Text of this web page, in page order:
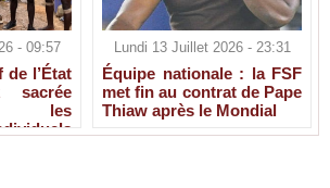
- 09:57
de l’État
sacrée
les
Lundi 13 Juillet 2026 - 23:31
Équipe nationale : la FSF
met fin au contrat de Pape
Thiaw après le Mondial